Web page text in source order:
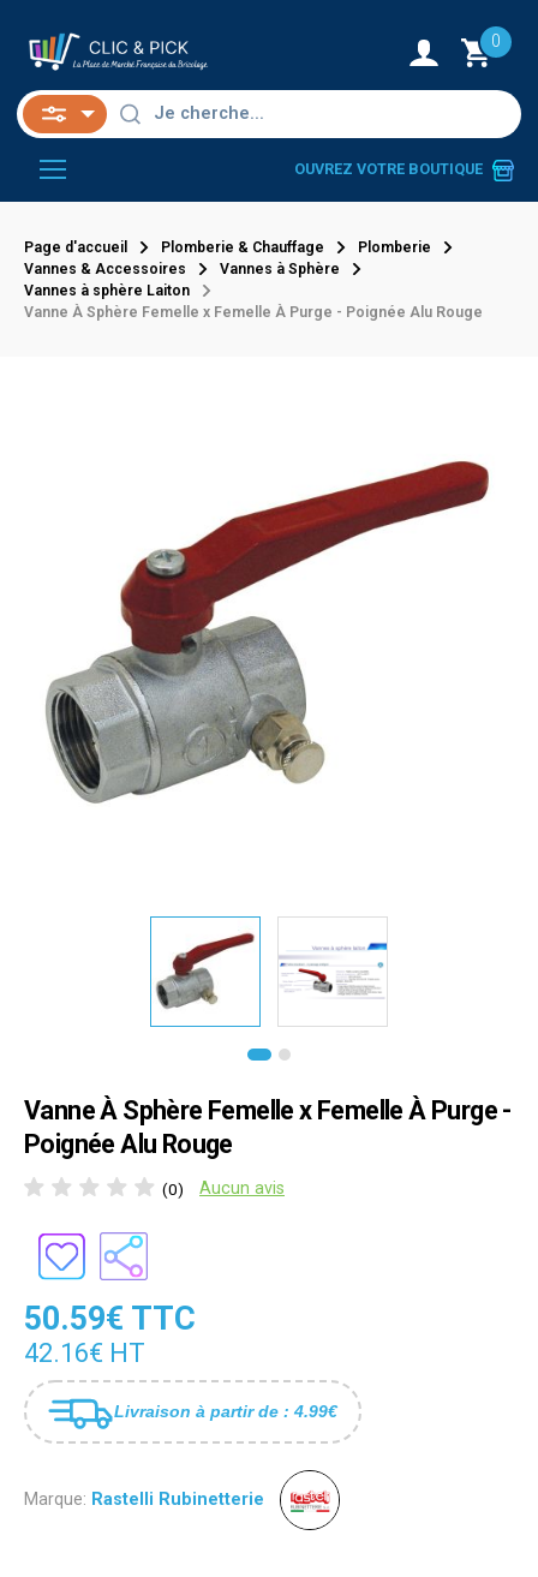
0
OUVREZ VOTRE BOUTIQUE
Page d'accueil Plomberie & Chauffage
Plomberie
Vannes & Accessoires
Vannes à Sphère
Vannes à sphère Laiton
Vanne À Sphère Femelle x Femelle À Purge - Poignée Alu Rouge
Vanne À Sphère Femelle x Femelle À Purge -
Poignée Alu Rouge
(0) Aucun avis
50.59€ TTC
42.16€ HT
Livraison à partir de : 4.99€
Marque: Rastelli Rubinetterie